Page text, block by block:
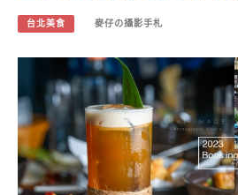
台北美食 麥仔の攝影手札